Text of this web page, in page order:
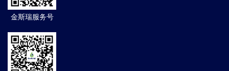
金斯瑞服务号